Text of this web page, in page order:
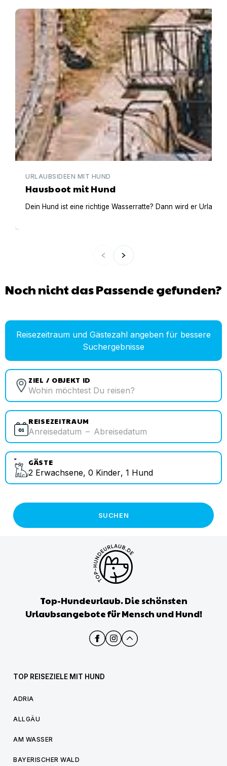
Hausboot mit Hund
URLAUBSIDEEN MIT HUND
Hausboot mit Hund
Dein Hund ist eine richtige Wasserratte? Dann wird er
Noch nicht das Passende gefunden?
Reisezeitraum und Gästezahl angeben für bessere
Suchergebnisse
ZIEL / OBJEKT ID
REISEZEITRAUM
Anreisedatum – Abreisedatum
GÄSTE
2 Erwachsene, 0 Kinder, 1 Hund
SUCHEN
Top-Hundeurlaub. Die schönsten
Urlaubsangebote für Mensch und Hund!
TOP REISEZIELE MIT HUND
ADRIA
ALLGÄU
AM WASSER
BAYERISCHER WALD